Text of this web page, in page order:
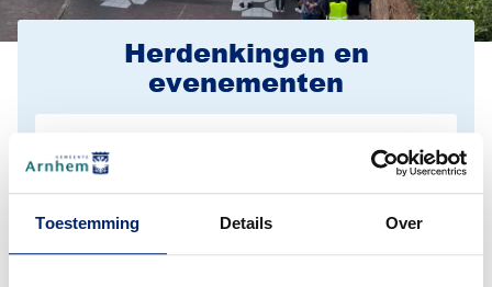
Toestemming Details Over
Herdenkingen en
evenementen
Glazen Huis 3FM Serious Request
2026 in Arnhem
24 december 2026 komt 3FM Serious Request
2026 naar Arnhem.